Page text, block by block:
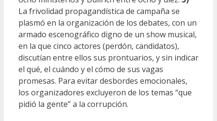
La frivolidad propagandística de campaña se
plasmó en la organización de los debates, con un
armado escenográfico digno de un show musical,
en la que cinco actores (perdón, candidatos),
discutían entre ellos sus prontuarios, y sin indicar
el qué, el cuándo y el cómo de sus vagas
promesas. Para evitar desbordes emocionales,
los organizadores excluyeron de los temas “que
pidió la gente” a la corrupción.